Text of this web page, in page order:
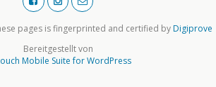
pages is fingerprinted and certified byDigiprove
Bereitgestellt von
Mobile Suite for WordPress